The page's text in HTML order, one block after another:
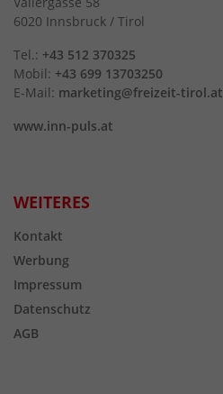
6020 Innsbruck / Tirol
Tel.: +43 512 370325
Mobil: +43 699 13703250
E-Mail: marketing@freizeit-tirol.at
www.inn-puls.at
WEITERES
Kontakt
Werbung
Impressum
Datenschutz
AGB